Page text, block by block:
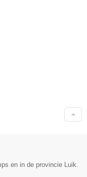
en in de provincie Luik.